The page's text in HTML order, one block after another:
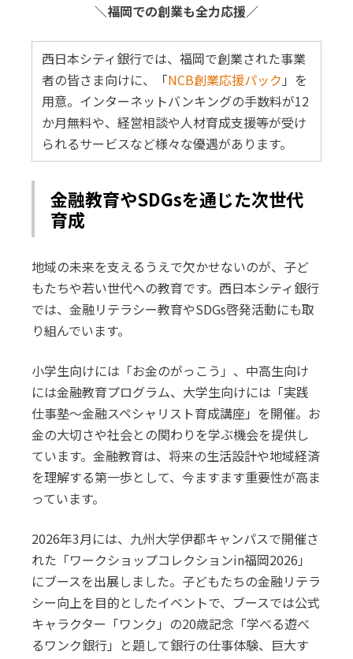
＼福岡での創業も全力応援／
西日本シティ銀行では、福岡で創業された事業
者の皆さま向けに、「NCB創業応援パック 」を
用意。インターネットバンキングの手数料が12
か月無料や、経営相談や人材育成支援等が受け
られるサービスなど様々な優遇があります。
金融教育やSDGsを通じた次世代
育成
地域の未来を支えるうえで欠かせないのが、子ど
もたちや若い世代への教育です。西日本シティ銀行
では、金融リテラシー教育やSDGs啓発活動にも取
り組んでいます。
小学生向けには「お金のがっこう」、中高生向け
には金融教育プログラム、大学生向けには「実践
仕事塾～金融スペシャリスト育成講座」を開催。お
金の大切さや社会との関わりを学ぶ機会を提供し
ています。金融教育は、将来の生活設計や地域経済
を理解する第一歩として、今ますます重要性が高ま
っています。
2026年3月には、九州大学伊都キャンパスで開催さ
れた「ワークショップコレクションin福岡2026」
にブースを出展しました。子どもたちの金融リテラ
シー向上を目的としたイベントで、ブースでは公式
キャラクター「ワンク」の20歳記念「学べる遊べ
るワンク銀行」と題して銀行の仕事体験、巨大す